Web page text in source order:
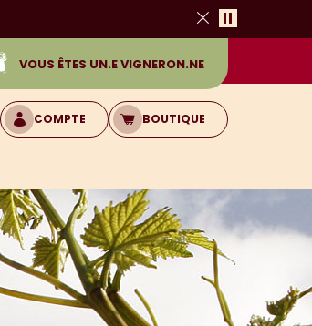
Fermer
VOUS ÊTES UN.E VIGNERON.NE
COMPTE BOUTIQUE